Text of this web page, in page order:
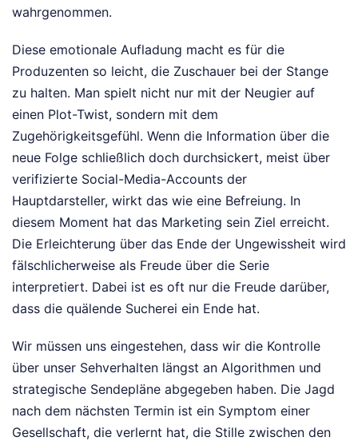
wahrgenommen.
Diese emotionale Aufladung macht es für die
Produzenten so leicht, die Zuschauer bei der Stange
zu halten. Man spielt nicht nur mit der Neugier auf
einen Plot-Twist, sondern mit dem
Zugehörigkeitsgefühl. Wenn die Information über die
neue Folge schließlich doch durchsickert, meist über
verifizierte Social-Media-Accounts der
Hauptdarsteller, wirkt das wie eine Befreiung. In
diesem Moment hat das Marketing sein Ziel erreicht.
Die Erleichterung über das Ende der Ungewissheit wird
fälschlicherweise als Freude über die Serie
interpretiert. Dabei ist es oft nur die Freude darüber,
dass die quälende Sucherei ein Ende hat.
Wir müssen uns eingestehen, dass wir die Kontrolle
über unser Sehverhalten längst an Algorithmen und
strategische Sendepläne abgegeben haben. Die Jagd
nach dem nächsten Termin ist ein Symptom einer
Gesellschaft, die verlernt hat, die Stille zwischen den